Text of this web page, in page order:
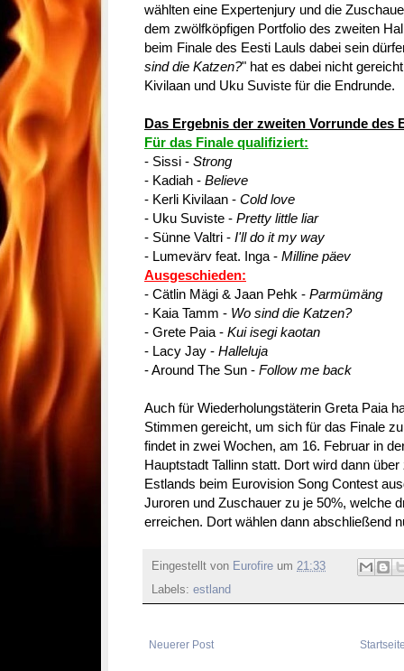
wählten eine Expertenjury und die
dem zwölfköpfigen Portfolio des zweiten
beim Finale des Eesti Lauls dabei sein
sind die Katzen?" hat es dabei nicht
Kivilaan und Uku Suviste für die Endrunde.
Das Ergebnis der zweiten Vorrunde des
Für das Finale qualifiziert:
- Sissi - Strong
- Kadiah - Believe
- Kerli Kivilaan - Cold love
- Uku Suviste - Pretty little liar
- Sünne Valtri - I'll do it my way
- Lumevärv feat. Inga - Milline päev
Ausgeschieden:
- Cätlin Mägi & Jaan Pehk - Parmümäng
- Kaia Tamm - Wo sind die Katzen?
- Grete Paia - Kui isegi kaotan
- Lacy Jay - Halleluja
- Around The Sun - Follow me back
Auch für Wiederholungstäterin Greta Paia
Stimmen gereicht, um sich für das Finale
findet in zwei Wochen, am 16. Februar in
Hauptstadt Tallinn statt. Dort wird dann
Estlands beim Eurovision Song Contest
Juroren und Zuschauer zu je 50%, welche
erreichen. Dort wählen dann abschließend
Eingestellt von Eurofire um 21:33
Labels: estland
Neuerer Post